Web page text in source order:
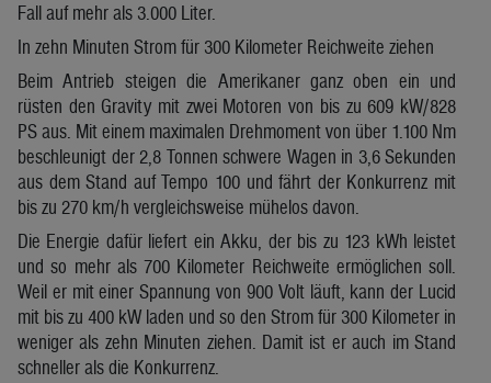
Fall auf mehr als 3.000 Liter.
In zehn Minuten Strom für 300 Kilometer Reichweite ziehen
Beim Antrieb steigen die Amerikaner ganz oben ein und
rüsten den Gravity mit zwei Motoren von bis zu 609 kW/828
PS aus. Mit einem maximalen Drehmoment von über 1.100 Nm
beschleunigt der 2,8 Tonnen schwere Wagen in 3,6 Sekunden
aus dem Stand auf Tempo 100 und fährt der Konkurrenz mit
bis zu 270 km/h vergleichsweise mühelos davon.
Die Energie dafür liefert ein Akku, der bis zu 123 kWh leistet
und so mehr als 700 Kilometer Reichweite ermöglichen soll.
Weil er mit einer Spannung von 900 Volt läuft, kann der Lucid
mit bis zu 400 kW laden und so den Strom für 300 Kilometer in
weniger als zehn Minuten ziehen. Damit ist er auch im Stand
schneller als die Konkurrenz.